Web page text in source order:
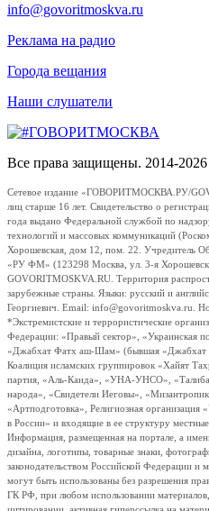
info@govoritmoskva.ru
Реклама на радио
Города вещания
Наши слушатели
Все права защищены. 2014-
Сетевое издание «ГОВОРИТМОСКВА.РУ/
лиц старше 16 лет. Свидетельство о
года выдано Федеральной службой по
технологий и массовых коммуникаций
Хорошевская, дом 12, пом. 22. Учредитель
«РУ ФМ» (123298 Москва, ул. 3-я
GOVORITMOSKVA.RU. Территория
зарубежные страны. Языки: русский и
Георгиевич. Email: info@govoritmoskva.ru.
*Экстремистские и террористические
Федерации: «Правый сектор», «Украинская
«Джабхат Фатх аш-Шам» (бывшая «Джабхат
Коалиция исламских группировок «Хайят
партия, «Аль-Каида», «УНА-УНСО»,
народа», «Свидетели Иеговы»,
«Артподготовка», Религиозная организация
в России» и входящие в ее структуру
Информация, размещенная на портале, а
дизайна, логотипы, товарные знаки,
законодательством Российской Федерации
могут быть использованы без разрешения
ГК РФ, при любом использовании